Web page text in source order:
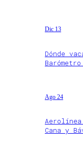
Dic 13
Dónde
Barómetro
Ago 24
Cana y